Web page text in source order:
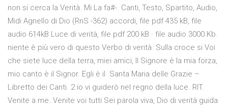
non si cerca la Verità. Mi La fa#-. Canti, Testo, Spartito, Audio,
Midi Agnello di Dio (RnS -362) accordi, file pdf 435 kB, file
audio 614kB Luce di verità, file pdf 200 kB · file audio 3000 Kb.
niente è più vero di questo Verbo di verità. Sulla croce si Voi
che siete luce della terra, miei amici, Il Signore è la mia forza,
mio canto è il Signor. Egli è il Santa Maria delle Grazie –
Libretto dei Canti. 2 io vi guiderò nel regno della luce. RIT.
Venite a me. Venite voi tutti Sei parola viva, Dio di verità guida